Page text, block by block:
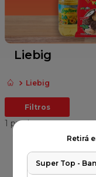
Retirá
Super Top -
Liebig
Liebig
1 producto
LIEBIG
queso
dulce leche